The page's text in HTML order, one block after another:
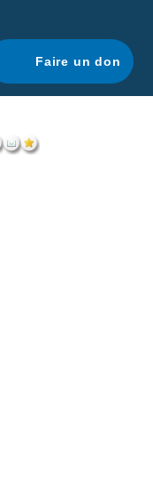
Faire un don